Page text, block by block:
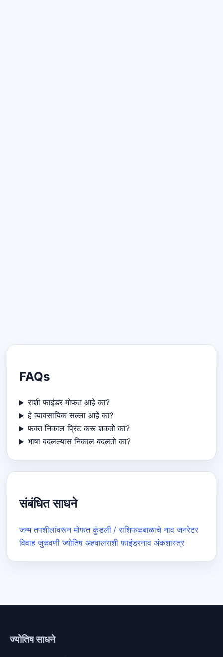
FAQs
राशी फाइंडर मोफत आहे का?
हे व्यावसायिक सल्ला आहे का?
फक्त निकाल प्रिंट करू शकतो का?
भाषा बदलल्यास निकाल बदलतो का?
संबंधित साधने
जन्म तपशीलांवरून मोफत कुंडली / राशिफळबाळाचे नाव जनरेटर
विवाह जुळवणी ज्योतिष अहवालराशी फाइंडरनाव अंकशास्त्र
ज्योतिष साधने